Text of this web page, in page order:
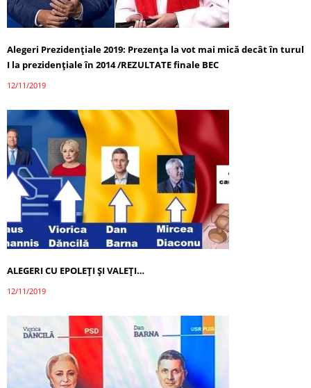
Alegeri Prezidențiale 2019: Prezența la vot mai mică decât în turul
I la prezidențiale în 2014 /REZULTATE finale BEC
12/11/2019
ALEGERI CU EPOLEŢI ŞI VALEŢI…
12/11/2019